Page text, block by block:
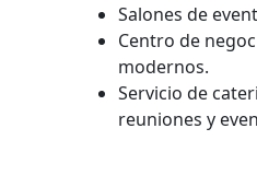
Salones de
Centro de
modernos.
Servicio de
reuniones y